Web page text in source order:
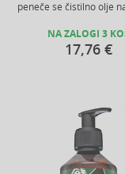
peneče se čistilno olje
NA ZALOGI 3
17,76 €